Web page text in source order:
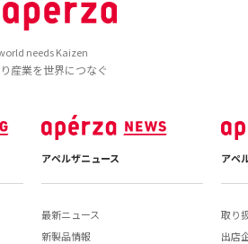
needs Kaizen
産業を世界につなぐ
アペルザニュース
最新ニュース
新製品情報
アペ
取り
出店